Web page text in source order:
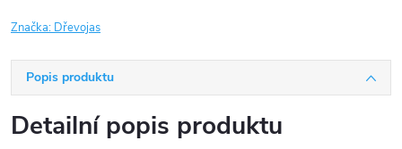
Značka: Dřevojas
Popis produktu
Detailní popis produktu